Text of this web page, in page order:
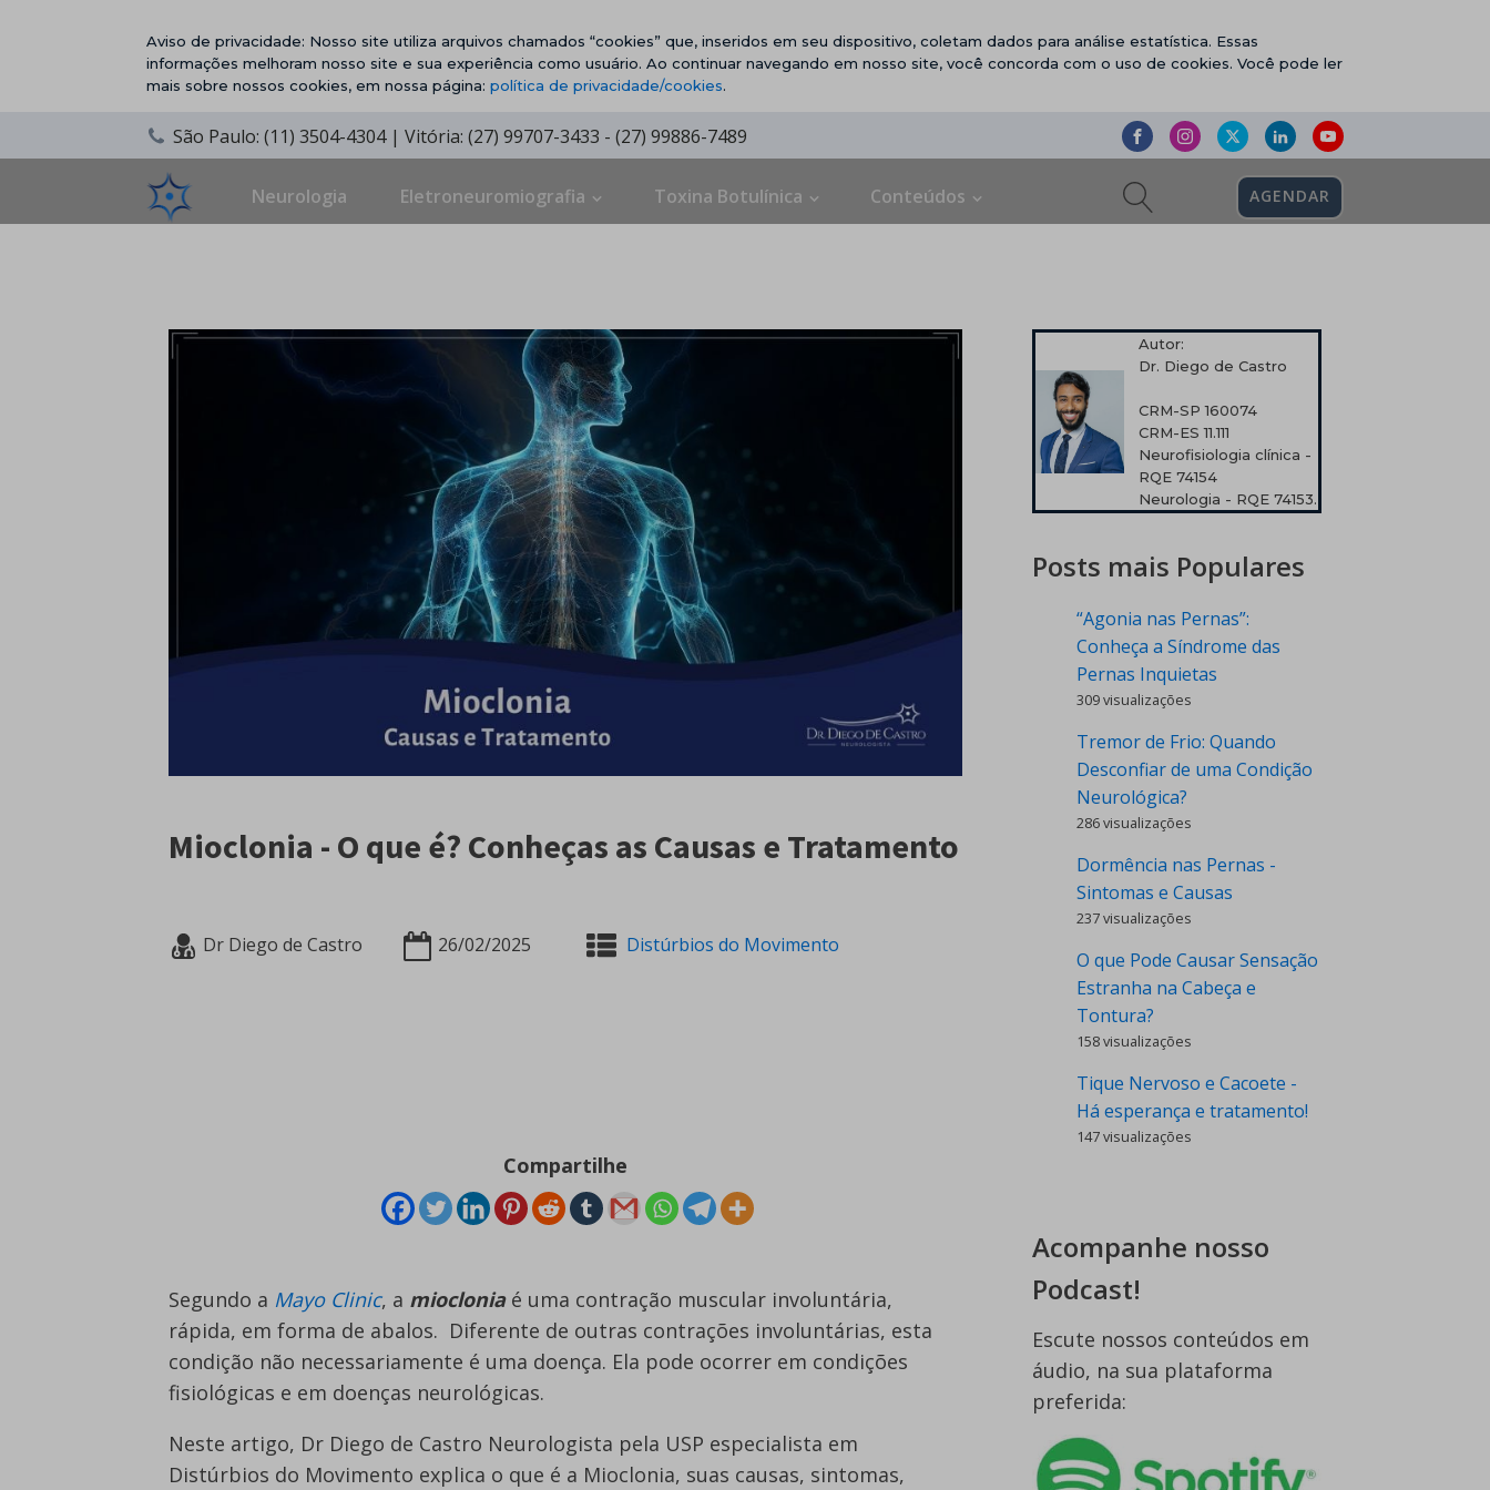
Aviso de privacidade: Nosso site utiliza arquivos chamados “cookies” que, inseridos em seu dispositivo, coletam dados para análise estatística. Essas
informações melhoram nosso site e sua experiência como usuário. Ao continuar navegando em nosso site, você concorda com o uso de cookies. Você pode ler
mais sobre nossos cookies, em nossa página: política de privacidade/cookies.
São Paulo: (11) 3504-4304 | Vitória: (27) 99707-3433 - (27) 99886-7489
Neurologia Eletroneuromiografia Toxina Botulínica Conteúdos AGENDAR
Mioclonia - O que é? Conheças as Causas e Tratamento
Dr Diego de Castro 26/02/2025 Distúrbios do Movimento
Compartilhe
Segundo a Mayo Clinic, a miocloniaé uma contração muscular involuntária,
rápida, em forma de abalos. Diferente de outras contrações involuntárias, esta
condição não necessariamente é uma doença. Ela pode ocorrer em condições
fisiológicas e em doenças neurológicas.
Neste artigo, Dr Diego de Castro Neurologista pela USP especialista em
Distúrbios do Movimento explica o que é a Mioclonia, suas causas, sintomas,
Autor:
Dr. Diego de Castro
CRM-SP 160074
CRM-ES 11.111
Neurofisiologia clínica -
RQE 74154
Neurologia - RQE 74153.
Posts mais Populares
“Agonia nas Pernas”:
Conheça a Síndrome das
Pernas Inquietas
309 visualizações
Tremor de Frio: Quando
Desconfiar de uma Condição
Neurológica?
286 visualizações
Dormência nas Pernas -
Sintomas e Causas
237 visualizações
O que Pode Causar Sensação
Estranha na Cabeça e
Tontura?
158 visualizações
Tique Nervoso e Cacoete -
Há esperança e tratamento!
147 visualizações
Acompanhe nosso
Podcast!
Escute nossos conteúdos em
áudio, na sua plataforma
preferida: